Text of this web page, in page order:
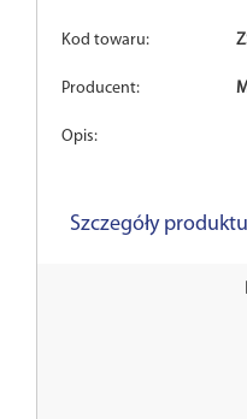
Kod towaru:
Producent:
Opis:
Szczegóły